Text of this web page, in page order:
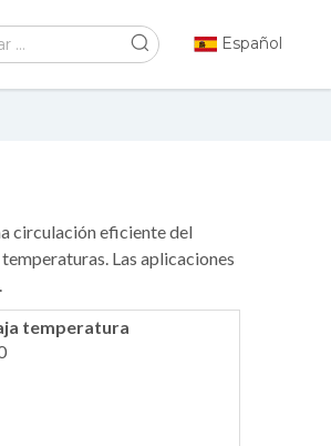
Español
circulación eficiente del
Las aplicaciones
temperatura